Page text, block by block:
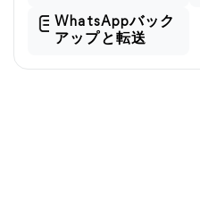
WhatsAppバック
アップと転送